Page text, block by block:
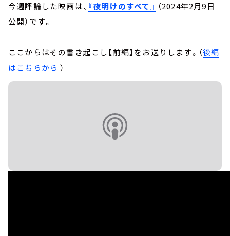
今週評論した映画は、 『夜明けのすべて』 （2024年2月9日
公開）です。
ここからはその書き起こし【前編】をお送りします。（後編
はこちらから ）